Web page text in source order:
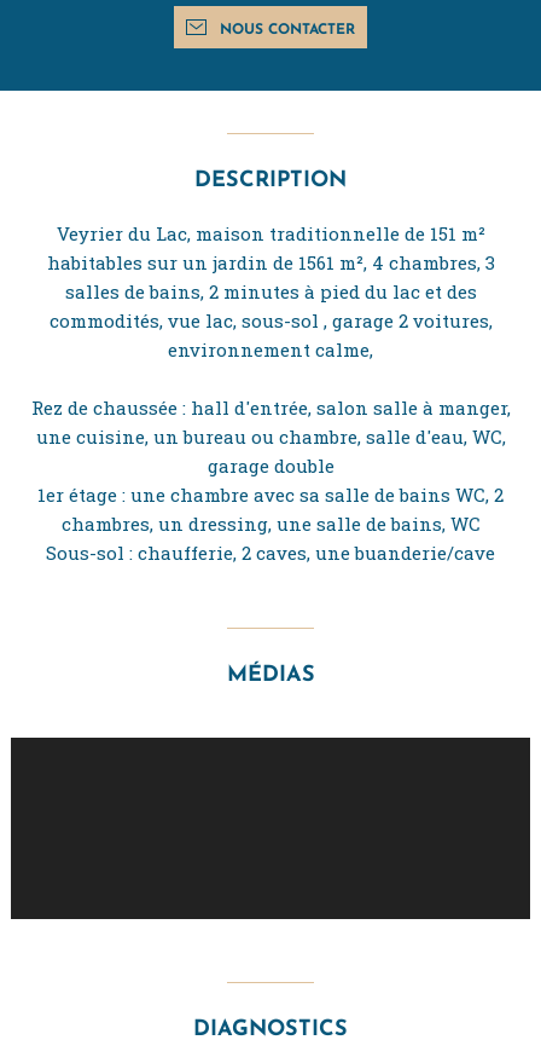
NOUS CONTACTER
DESCRIPTION
Veyrier du Lac, maison traditionnelle de 151 m²
habitables sur un jardin de 1561 m², 4 chambres, 3
salles de bains, 2 minutes à pied du lac et des
commodités, vue lac, sous-sol , garage 2 voitures,
environnement calme,
Rez de chaussée : hall d'entrée, salon salle à manger,
une cuisine, un bureau ou chambre, salle d'eau, WC,
garage double
1er étage : une chambre avec sa salle de bains WC, 2
chambres, un dressing, une salle de bains, WC
Sous-sol : chaufferie, 2 caves, une buanderie/cave
MÉDIAS
DIAGNOSTICS